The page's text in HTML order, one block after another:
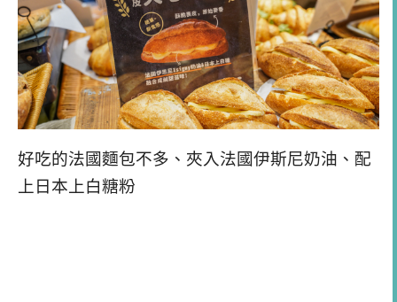
好吃的法國麵包不多、夾入法國伊斯尼奶油、配
上日本上白糖粉